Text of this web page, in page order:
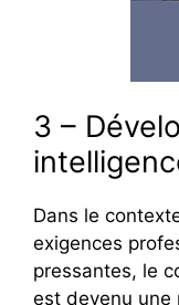
3 –
Dans le
exigences
pressantes, le
est devenu une